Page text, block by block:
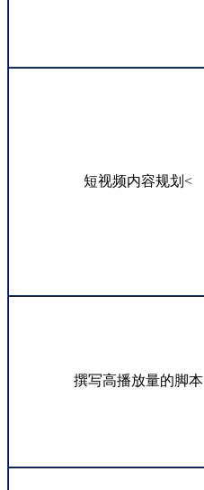
短视频内容规划<
撰写高播放量的脚本